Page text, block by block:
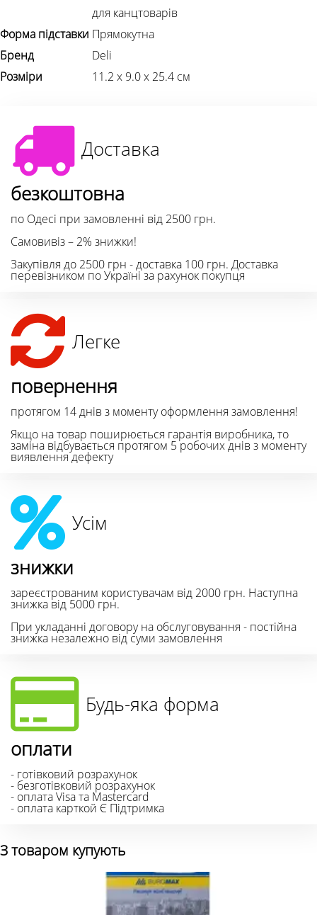
для канцтоварів
Форма підставки Прямокутна
Бренд
Deli
Розміри
11.2 х 9.0 х 25.4 см
Доставка
безкоштовна
по Одесі при замовленні від 2500 грн.
Самовивіз – 2% знижки!
Закупівля до 2500 грн - доставка 100 грн. Доставка
перевізником по Україні за рахунок покупця
Легке
повернення
протягом 14 днів з моменту оформлення замовлення!
Якщо на товар поширюється гарантія виробника, то
заміна відбувається протягом 5 робочих днів з моменту
виявлення дефекту
Усім
знижки
зареєстрованим користувачам від 2000 грн. Наступна
знижка від 5000 грн.
При укладанні договору на обслуговування - постійна
знижка незалежно від суми замовлення
Будь-яка форма
оплати
- готівковий розрахунок
- безготівковий розрахунок
- оплата Visa та Mastercard
- оплата карткой Є Підтримка
З товаром купують